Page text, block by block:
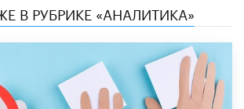
В РУБРИКЕ «АНАЛИТИКА»